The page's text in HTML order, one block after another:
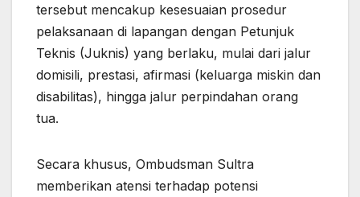
tersebut mencakup kesesuaian prosedur
pelaksanaan di lapangan dengan Petunjuk
Teknis (Juknis) yang berlaku, mulai dari jalur
domisili, prestasi, afirmasi (keluarga miskin dan
disabilitas), hingga jalur perpindahan orang
tua.
Secara khusus, Ombudsman Sultra
memberikan atensi terhadap potensi